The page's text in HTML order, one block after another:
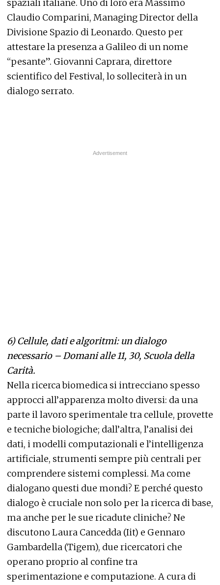
spaziali italiane. Uno di loro era Massimo
Claudio Comparini, Managing Director della
Divisione Spazio di Leonardo. Questo per
attestare la presenza a Galileo di un nome
“pesante”. Giovanni Caprara, direttore
scientifico del Festival, lo solleciterà in un
dialogo serrato.
6)Cellule, dati e algoritmi: un dialogo
necessario – Domani alle 11, 30, Scuola della
Carità.
Nella ricerca biomedica si intrecciano spesso
approcci all’apparenza molto diversi: da una
parte il lavoro sperimentale tra cellule, provette
e tecniche biologiche; dall’altra, l’analisi dei
dati, i modelli computazionali e l’intelligenza
artificiale, strumenti sempre più centrali per
comprendere sistemi complessi. Ma come
dialogano questi due mondi? E perché questo
dialogo è cruciale non solo per la ricerca di base,
ma anche per le sue ricadute cliniche? Ne
discutono Laura Cancedda (Iit) e Gennaro
Gambardella (Tigem), due ricercatori che
operano proprio al confine tra
sperimentazione e computazione. A cura di